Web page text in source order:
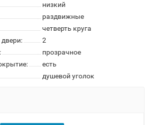
низкий
раздвижные
четверть круга
2
прозрачное
есть
душевой уголок